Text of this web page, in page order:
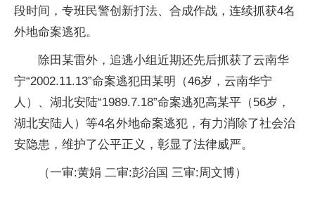
段时间，专班民警创新打法、合成作战，连续抓获4名
外地命案逃犯。
除田某雷外，追逃小组近期还先后抓获了云南华
宁“2002.11.13”命案逃犯田某明（46岁，云南华宁
人）、湖北安陆“1989.7.18”命案逃犯高某平（56岁，
湖北安陆人）等4名外地命案逃犯，有力消除了社会治
安隐患，维护了公平正义，彰显了法律威严。
（一审:黄娟 二审:彭治国 三审:周文博）